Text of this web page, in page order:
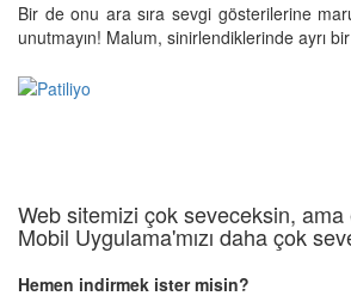
Bir de onu ara sıra sevgi gösterilerine
unutmayın! Malum, sinirlendiklerinde ayrı
Web sitemizi çok seveceksin,
Mobil Uygulama'mızı daha çok
Hemen indirmek ister misin?